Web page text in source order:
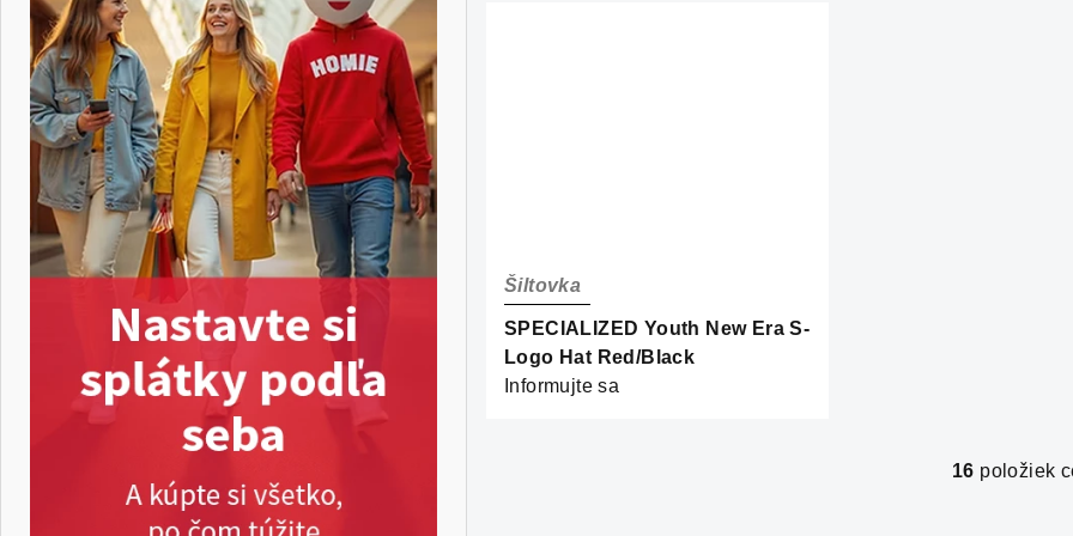
SPECIALIZED Youth New Era S-
Logo Hat Red/Black
Šiltovka
Informujte sa
O
16 položiek